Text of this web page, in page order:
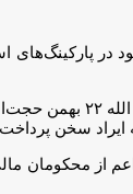
قضاییه اجرای مزایده ۲۵ هزار
، رئیس کل دادگستری
ایراد سخن
رفت و در مراسم آزادسازی